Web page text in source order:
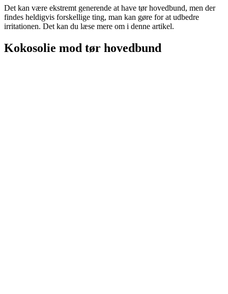
Det kan være ekstremt generende at have tør hovedbund, men der
findes heldigvis forskellige ting, man kan gøre for at udbedre
irritationen. Det kan du læse mere om i denne artikel.
Kokosolie mod tør hovedbund